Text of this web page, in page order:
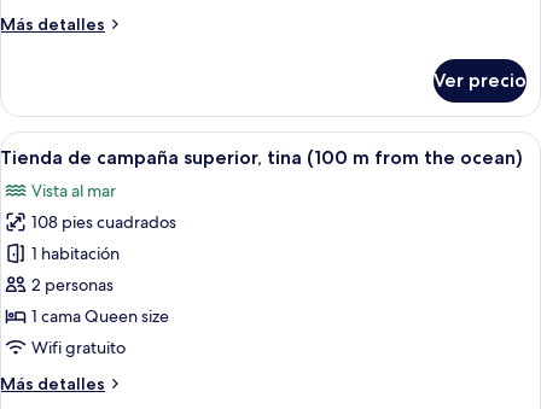
a
(Bubble,
2
Beach
View)
Más detalles
Más
de
campaña,
tina,
a
la
playa
(Bubble,
2
Baths,
Beach
View)
Ver precio
Abrir
todas
las
fotos
de
Tienda
de
campaña
superior,
tina
Una estructura esférica de vidrio
29
Tienda de campaña superior, tina (100 m from the ocean)
Vista al mar
108 pies cuadrados
1 habitación
2 personas
1 cama Queen size
Wifi gratuito
Más detalles
Más